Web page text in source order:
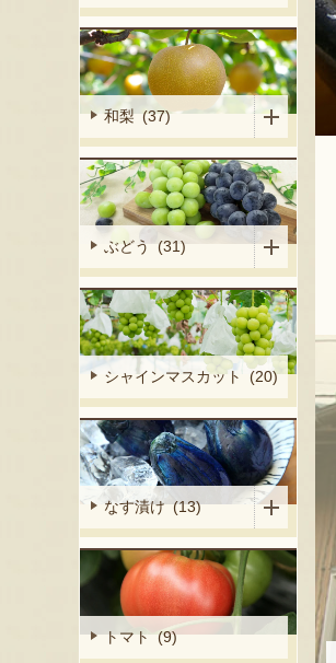
和梨 (37)
ぶどう (31)
シャインマスカット (20)
なす漬け (13)
トマト (9)